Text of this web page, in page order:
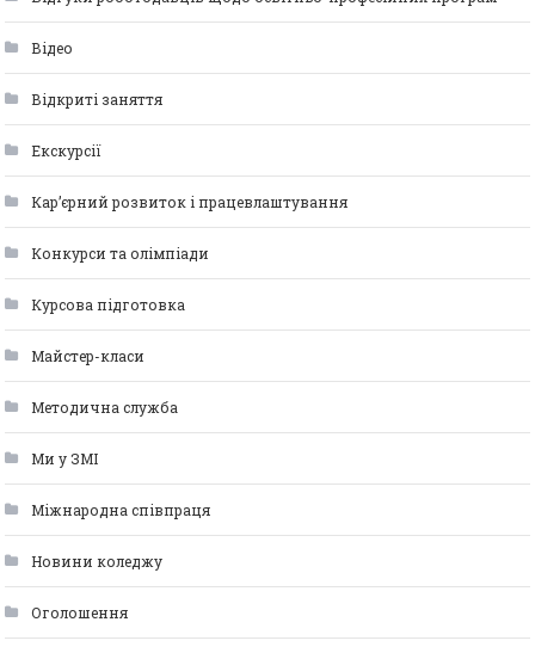
Відео
Відкриті заняття
Екскурсії
Кар’єрний розвиток і працевлаштування
Конкурси та олімпіади
Курсова підготовка
Майстер-класи
Методична служба
Ми у ЗМІ
Міжнародна співпраця
Новини коледжу
Оголошення